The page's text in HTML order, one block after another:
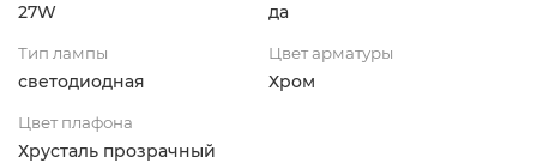
27W да
Тип лампы
светодиодная
Цвет арматуры
Хром
Цвет плафона
Хрусталь прозрачный